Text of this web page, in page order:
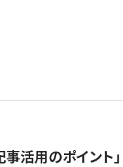
活用のポイント」